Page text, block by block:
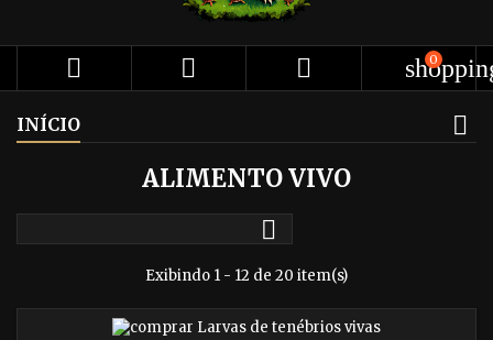
   0
INÍCIO
ALIMENTO VIVO

Exibindo 1 - 12 de 20 item(s)